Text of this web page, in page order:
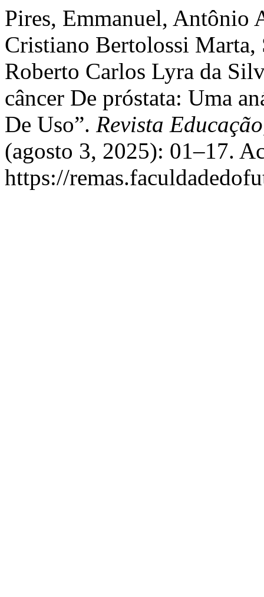
Pires, Emmanuel, Antônio
Cristiano Bertolossi
Roberto Carlos Lyra da
câncer De próstata: Uma
De Uso”. Revista
(agosto 3, 2025): 01–17.
https://